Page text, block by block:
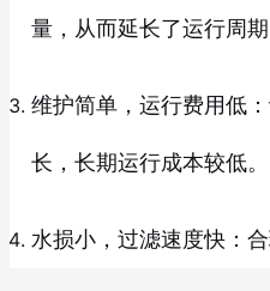
量，从而延长了运行周
维护简单，运行费用低
长，长期运行成本较低。
水损小，过滤速度快：